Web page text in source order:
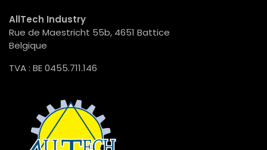
AllTech Industry
Rue de Maestricht 55b, 4651 Battice
Belgique
TVA : BE 0455.711.146